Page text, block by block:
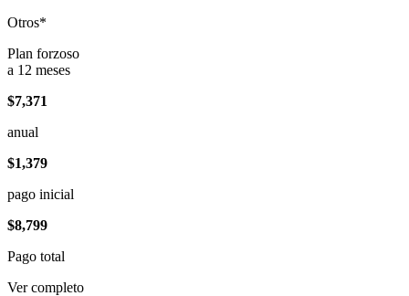
Otros*
Plan forzoso
a 12 meses
$7,371
anual
$1,379
pago inicial
$8,799
Pago total
Ver completo